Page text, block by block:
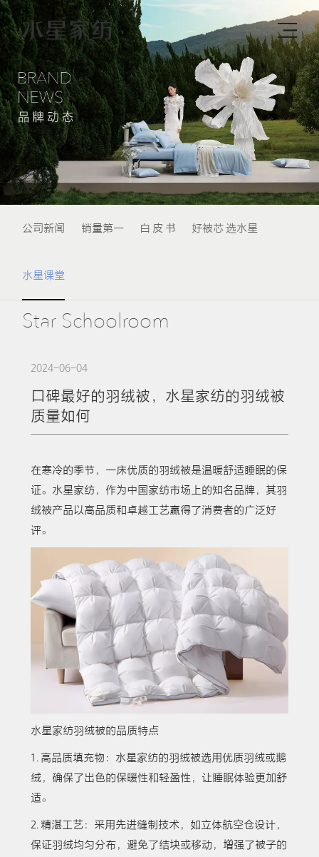
公司新闻 销量第一 白 皮 书 好被芯 选水星
水星课堂
Star Schoolroom
2024-06-04
口碑最好的羽绒被，水星家纺的羽绒被
质量如何
在寒冷的季节，一床优质的羽绒被是温暖舒适睡眠的保
证。水星家纺，作为中国家纺市场上的知名品牌，其羽
绒被产品以高品质和卓越工艺赢得了消费者的广泛好
评。
水星家纺羽绒被的品质特点
1. 高品质填充物：水星家纺的羽绒被选用优质羽绒或鹅
绒，确保了出色的保暖性和轻盈性，让睡眠体验更加舒
适。
2. 精湛工艺：采用先进缝制技术，如立体航空仓设计，
保证羽绒均匀分布，避免了结块或移动，增强了被子的